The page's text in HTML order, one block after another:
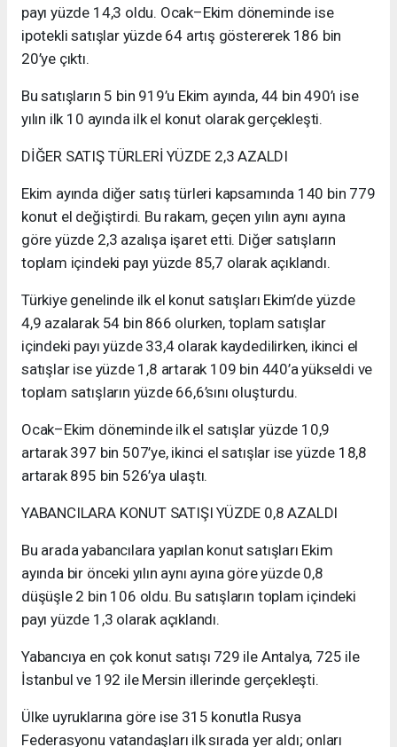
payı yüzde 14,3 oldu. Ocak–Ekim döneminde ise
ipotekli satışlar yüzde 64 artış göstererek 186 bin
20’ye çıktı.
Bu satışların 5 bin 919’u Ekim ayında, 44 bin 490’ı ise
yılın ilk 10 ayında ilk el konut olarak gerçekleşti.
DİĞER SATIŞ TÜRLERİ YÜZDE 2,3 AZALDI
Ekim ayında diğer satış türleri kapsamında 140 bin 779
konut el değiştirdi. Bu rakam, geçen yılın aynı ayına
göre yüzde 2,3 azalışa işaret etti. Diğer satışların
toplam içindeki payı yüzde 85,7 olarak açıklandı.
Türkiye genelinde ilk el konut satışları Ekim’de yüzde
4,9 azalarak 54 bin 866 olurken, toplam satışlar
içindeki payı yüzde 33,4 olarak kaydedilirken, ikinci el
satışlar ise yüzde 1,8 artarak 109 bin 440’a yükseldi ve
toplam satışların yüzde 66,6’sını oluşturdu.
Ocak–Ekim döneminde ilk el satışlar yüzde 10,9
artarak 397 bin 507’ye, ikinci el satışlar ise yüzde 18,8
artarak 895 bin 526’ya ulaştı.
YABANCILARA KONUT SATIŞI YÜZDE 0,8 AZALDI
Bu arada yabancılara yapılan konut satışları Ekim
ayında bir önceki yılın aynı ayına göre yüzde 0,8
düşüşle 2 bin 106 oldu. Bu satışların toplam içindeki
payı yüzde 1,3 olarak açıklandı.
Yabancıya en çok konut satışı 729 ile Antalya, 725 ile
İstanbul ve 192 ile Mersin illerinde gerçekleşti.
Ülke uyruklarına göre ise 315 konutla Rusya
Federasyonu vatandaşları ilk sırada yer aldı; onları